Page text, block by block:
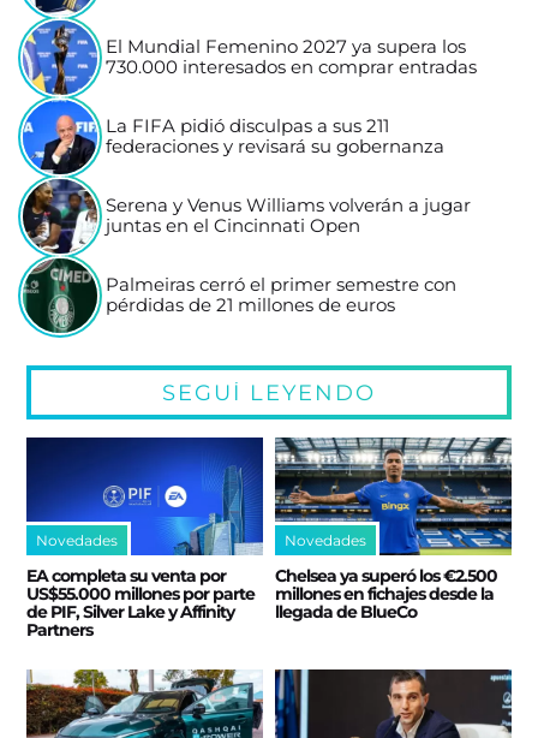
El Mundial Femenino 2027 ya supera los
730.000 interesados en comprar entradas
La FIFA pidió disculpas a sus 211
federaciones y revisará su gobernanza
Serena y Venus Williams volverán a jugar
juntas en el Cincinnati Open
Palmeiras cerró el primer semestre con
pérdidas de 21 millones de euros
SEGUÍ LEYENDO
Novedades
EA completa su venta por
US$55.000 millones por parte
de PIF, Silver Lake y Affinity
Partners
Novedades
Chelsea ya superó los €2.500
millones en fichajes desde la
llegada de BlueCo